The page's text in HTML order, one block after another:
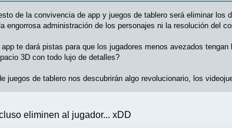
de la convivencia de app y juegos de tablero será eliminar
engorrosa administración de los personajes ni la resolución del
te dará pistas para que los jugadores menos avezados
3D con todo lujo de detalles?
juegos de tablero nos descubrirán algo revolucionario, los
eliminen al jugador... xDD